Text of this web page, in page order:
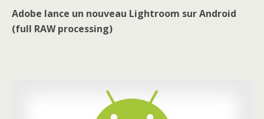
Adobe lance un nouveau Lightroom sur Android
(full RAW processing)